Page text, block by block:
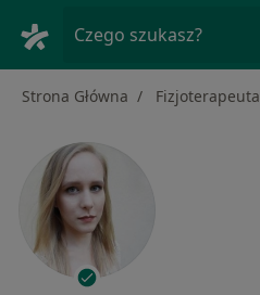
Czego szukasz?
Strona Główna Fizjoterapeuta